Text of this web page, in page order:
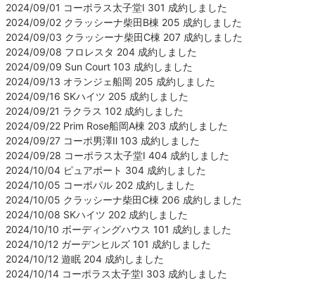
2024/09/01 コーポラス太子堂Ⅰ 301 成約しました
2024/09/02 クラッシーナ柴田B棟 205 成約しました
2024/09/03 クラッシーナ柴田C棟 207 成約しました
2024/09/08 フロレスタ 204 成約しました
2024/09/09 Sun Court 103 成約しました
2024/09/13 オランジェ船岡 205 成約しました
2024/09/16 SKハイツ 205 成約しました
2024/09/21 ラクラス 102 成約しました
2024/09/22 Prim Rose船岡A棟 203 成約しました
2024/09/27 コーポ男澤Ⅱ 103 成約しました
2024/09/28 コーポラス太子堂Ⅰ 404 成約しました
2024/10/04 ピュアポート 304 成約しました
2024/10/05 コーポパル 202 成約しました
2024/10/05 クラッシーナ柴田C棟 206 成約しました
2024/10/08 SKハイツ 202 成約しました
2024/10/10 ボーディングハウス 101 成約しました
2024/10/12 ガーデンヒルズ 101 成約しました
2024/10/12 遊眠 204 成約しました
2024/10/14 コーポラス太子堂Ⅰ 303 成約しました